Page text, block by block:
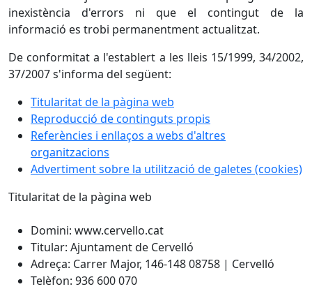
inexistència d'errors ni que el contingut de la
informació es trobi permanentment actualitzat.
De conformitat a l'establert a les lleis 15/1999, 34/2002,
37/2007 s'informa del següent:
Titularitat de la pàgina web
Reproducció de continguts propis
Referències i enllaços a webs d'altres
organitzacions
Advertiment sobre la utilització de galetes (cookies)
Titularitat de la pàgina web
Domini: www.cervello.cat
Titular: Ajuntament de Cervelló
Adreça: Carrer Major, 146-148 08758 | Cervelló
Telèfon: 936 600 070